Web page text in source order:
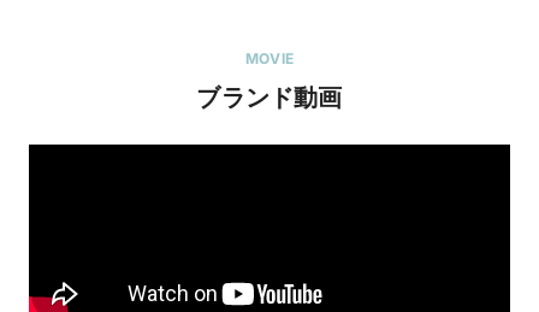
結婚指輪ペアで￥49,500！BONDS(ボンズ)から初の
MOVIE
ブランド動画